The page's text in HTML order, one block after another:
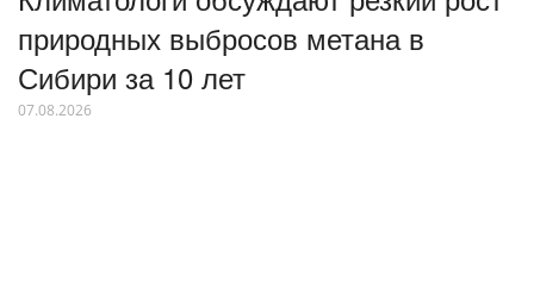
природных выбросов метана в
Сибири за 10 лет
07.08.2026